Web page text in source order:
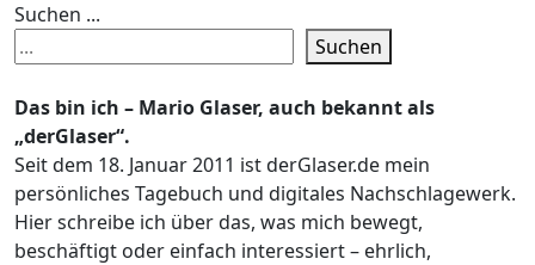
Suchen ...
Suchen
Das bin ich – Mario Glaser, auch bekannt als
„derGlaser“.
Seit dem 18. Januar 2011 ist derGlaser.de mein
persönliches Tagebuch und digitales Nachschlagewerk.
Hier schreibe ich über das, was mich bewegt,
beschäftigt oder einfach interessiert – ehrlich,